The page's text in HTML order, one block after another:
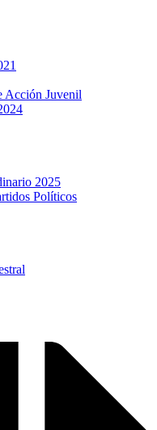
Acción Juvenil
2025
Políticos